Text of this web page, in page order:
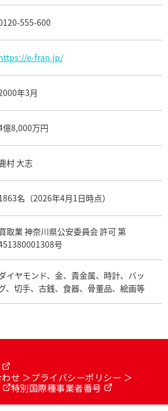
555-600
e-fran.jp/
年3月
億8,000万円
村 大志
名（2026年4月1日時点）
取業 神奈川県公安委員会 許可 第
号
イヤモンド、金、貴金属、時計、バッ
、切手、古銭、食器、骨董品、絵画等
せ
プライバシーポリシー
特別国際種事業者番号